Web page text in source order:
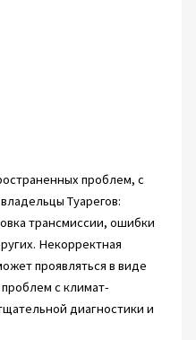
проблем, с
Туарегов:
трансмиссии, ошибки
Некорректная
проявляться в виде
с климат-
диагностики и